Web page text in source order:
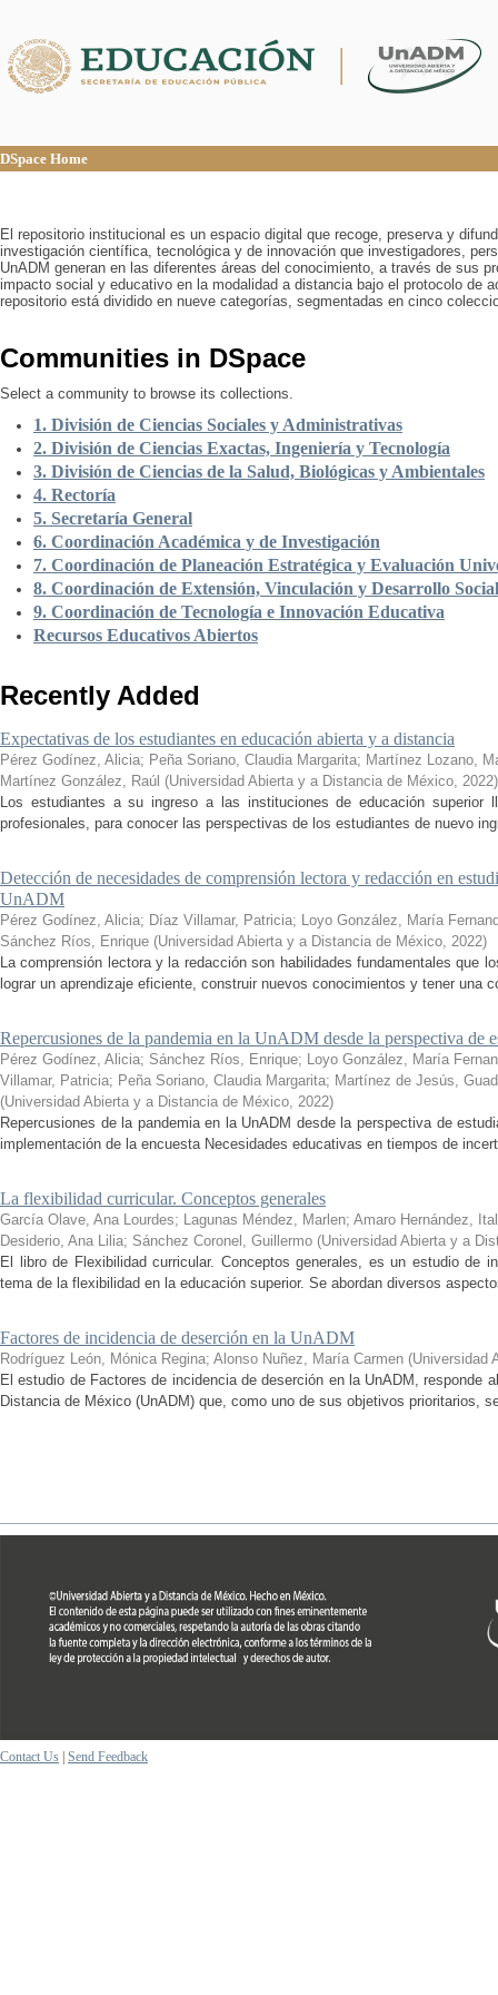
DSpace Home
El repositorio institucional es un espacio digital que recoge, preserva y
investigación científica, tecnológica y de innovación que investigadores,
UnADM generan en las diferentes áreas del conocimiento, a través de sus
impacto social y educativo en la modalidad a distancia bajo el protocolo de
repositorio está dividido en nueve categorías, segmentadas en cinco
Communities in DSpace
Select a community to browse its collections.
1. División de Ciencias Sociales y Administrativas
2. División de Ciencias Exactas, Ingeniería y Tecnología
3. División de Ciencias de la Salud, Biológicas y Ambientales
4. Rectoría
5. Secretaría General
6. Coordinación Académica y de Investigación
7. Coordinación de Planeación Estratégica y Evaluación
8. Coordinación de Extensión, Vinculación y Desarrollo Social
9. Coordinación de Tecnología e Innovación Educativa
Recursos Educativos Abiertos
Recently Added
Expectativas de los estudiantes en educación abierta y a distancia
Pérez Godínez, Alicia; Peña Soriano, Claudia Margarita; Martínez Lozano,
Martínez González, Raúl (Universidad Abierta y a Distancia de México, 2022)
Los estudiantes a su ingreso a las instituciones de educación superior
profesionales, para conocer las perspectivas de los estudiantes de nuevo
Detección de necesidades de comprensión lectora y redacción en
UnADM
Pérez Godínez, Alicia; Díaz Villamar, Patricia; Loyo González, María
Sánchez Ríos, Enrique (Universidad Abierta y a Distancia de México, 2022)
La comprensión lectora y la redacción son habilidades fundamentales que
lograr un aprendizaje eficiente, construir nuevos conocimientos y tener una
Repercusiones de la pandemia en la UnADM desde la perspectiva de
Pérez Godínez, Alicia; Sánchez Ríos, Enrique; Loyo González, María
Villamar, Patricia; Peña Soriano, Claudia Margarita; Martínez de Jesús,
(Universidad Abierta y a Distancia de México, 2022)
Repercusiones de la pandemia en la UnADM desde la perspectiva de
implementación de la encuesta Necesidades educativas en tiempos de
La flexibilidad curricular. Conceptos generales
García Olave, Ana Lourdes; Lagunas Méndez, Marlen; Amaro Hernández,
Desiderio, Ana Lilia; Sánchez Coronel, Guillermo (Universidad Abierta y a
El libro de Flexibilidad curricular. Conceptos generales, es un estudio de
tema de la flexibilidad en la educación superior. Se abordan diversos
Factores de incidencia de deserción en la UnADM
Rodríguez León, Mónica Regina; Alonso Nuñez, María Carmen (Universidad
El estudio de Factores de incidencia de deserción en la UnADM, responde
Distancia de México (UnADM) que, como uno de sus objetivos prioritarios,
Contact Us Send Feedback